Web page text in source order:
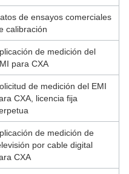
de ensayos comerciales
calibración
de medición del
para CXA
de medición del EMI
CXA, licencia fija
de medición de
por cable digital
CXA